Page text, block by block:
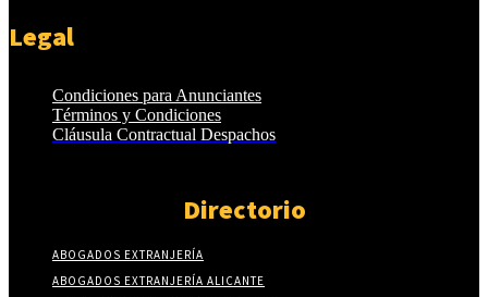
Legal
Condiciones para Anunciantes
Términos y Condiciones
Cláusula Contractual Despachos
Directorio
ABOGADOS EXTRANJERÍA
ABOGADOS EXTRANJERÍA ALICANTE